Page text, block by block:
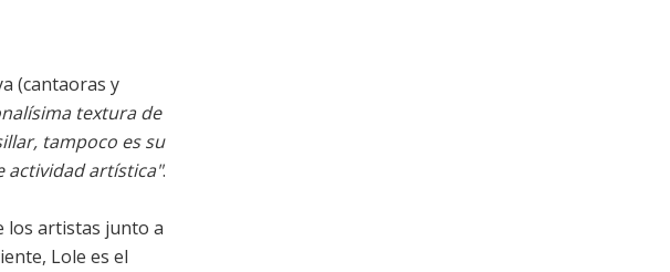
(cantaoras y
textura de
tampoco es su
actividad artística".
los artistas junto a
Lole es el